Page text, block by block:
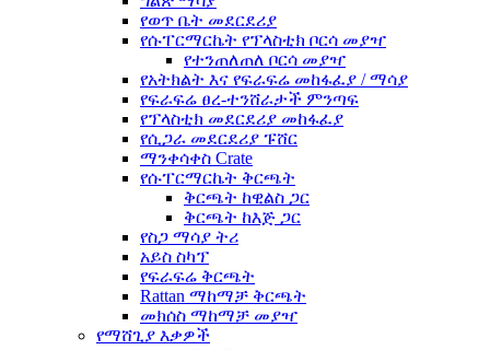
የወጥ ቤት መደርደሪያ
የሱፐርማርኬት የፕላስቲክ ቦርሳ መያዣ
የተንጠለጠለ ቦርሳ መያዣ
የአትክልት እና የፍራፍሬ መከፋፈያ / ማሳያ
የፍራፍሬ ፀረ-ተንሸራታች ምንጣፍ
የፕላስቲክ መደርደሪያ መከፋፈያ
የሲጋራ መደርደሪያ ፑሸር
ማንቀሳቀስ Crate
የሱፐርማርኬት ቅርጫት
ቅርጫት ከዊልስ ጋር
ቅርጫት ከእጅ ጋር
የስጋ ማሳያ ትሪ
አይስ ስካፕ
የፍራፍሬ ቅርጫት
Rattan ማከማቻ ቅርጫት
መክሰስ ማከማቻ መያዣ
የማሸጊያ እቃዎች